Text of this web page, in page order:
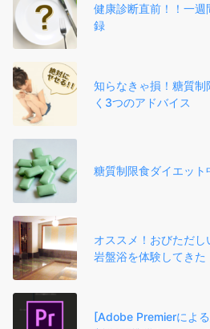
健康診断直前！！一
録
知らなきゃ損！糖質
く3つのアドバイス
糖質制限食ダイエット
オススメ！おびただ
岩盤浴を体験してきた
[Adobe Premierによ